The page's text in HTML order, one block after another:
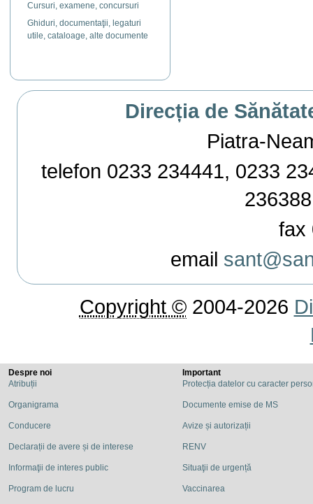
Cursuri, examene, concursuri
Ghiduri, documentaţii, legaturi
utile, cataloage, alte documente
Direcția de
Piatra-
telefon 0233 234441, 0233
fax
email
Copyright ©2004-2026
Despre noi
Atribuții
Organigrama
Conducere
Declarații de avere și de interese
Informaţii de interes public
Program de lucru
Important
Protecția datelor cu caracter
Documente emise de MS
Avize și autorizații
RENV
Situaţii de urgență
Vaccinarea